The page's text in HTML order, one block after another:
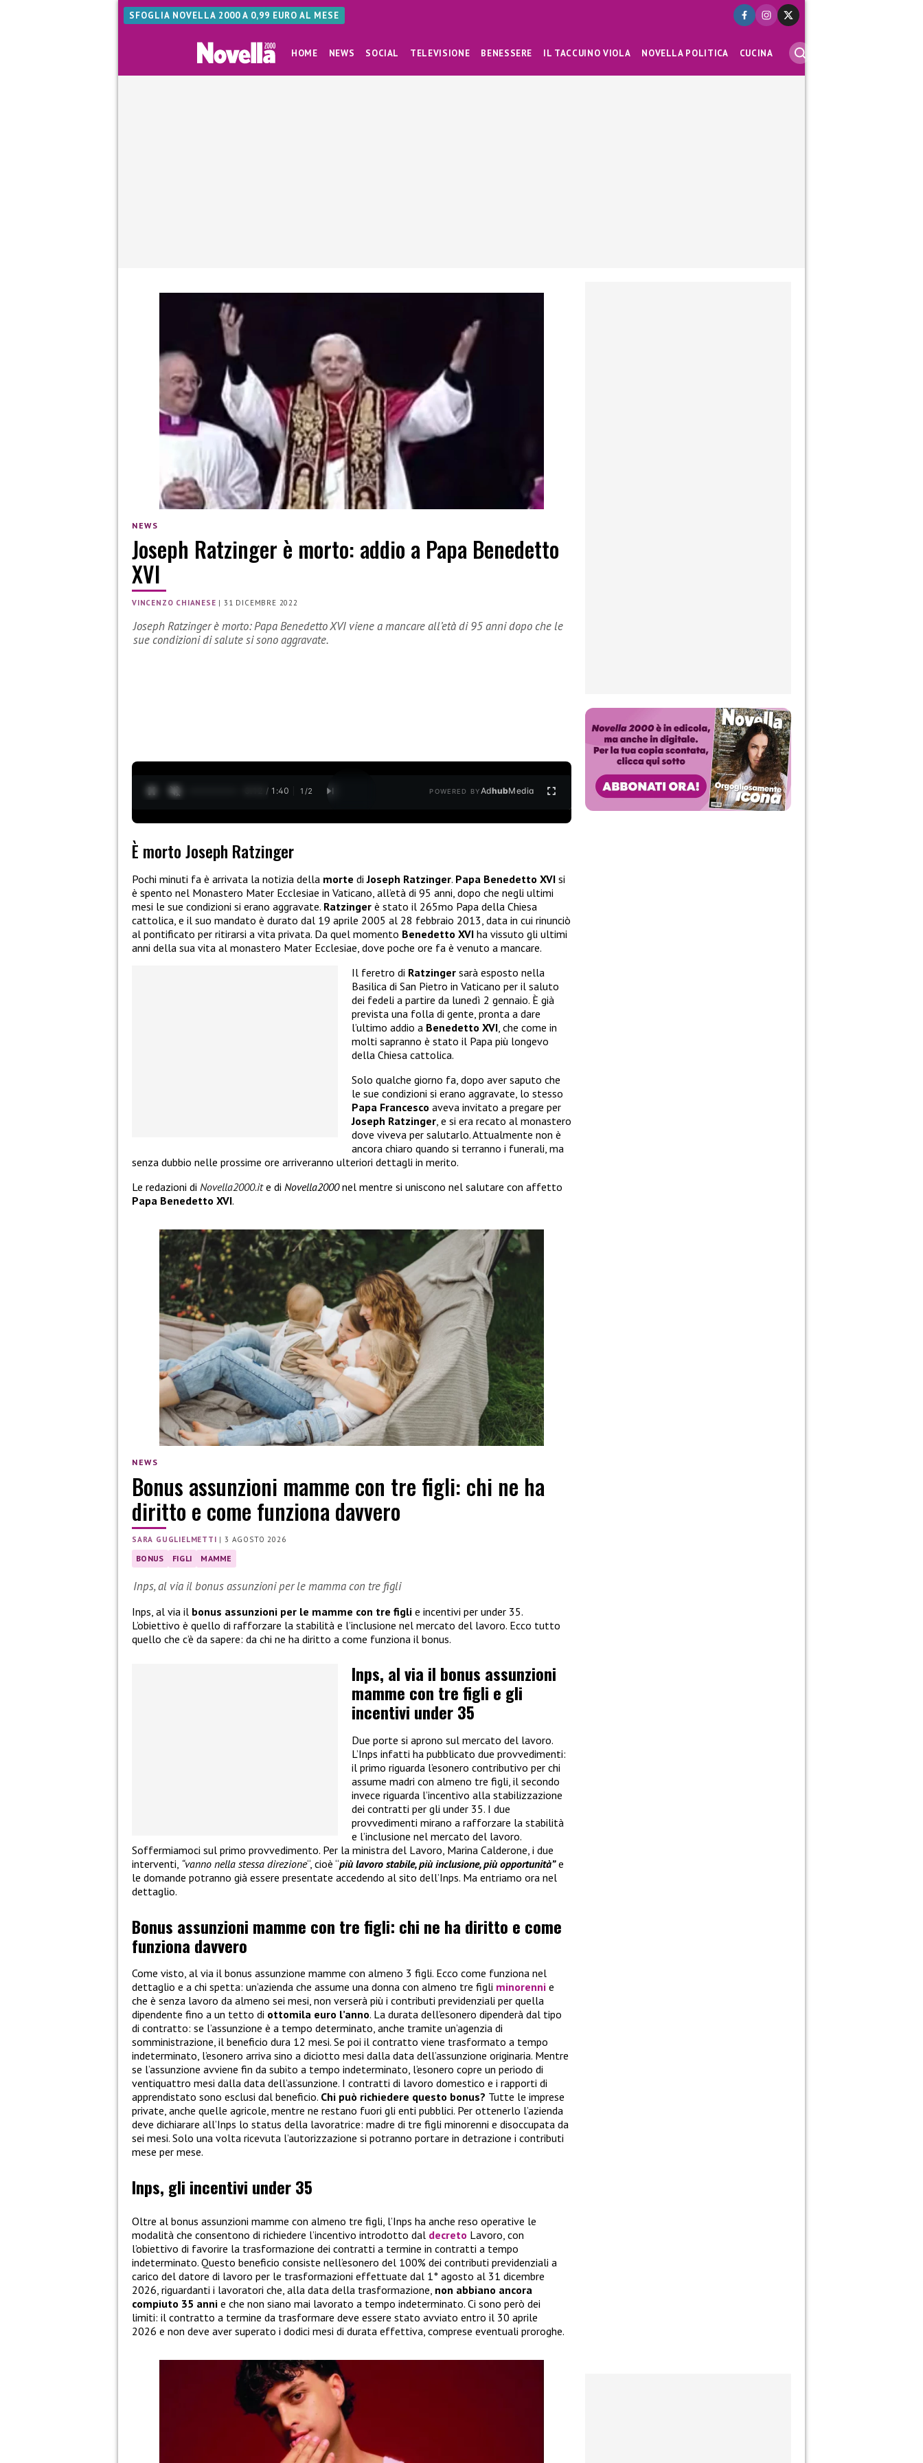
SFOGLIA NOVELLA 2000 A 0,99 EURO AL MESE
HOME NEWS SOCIAL TELEVISIONE BENESSERE IL TACCUINO VIOLA NOVELLA POLITICA CUCINA
NEWS
Joseph Ratzinger è morto: addio a Papa Benedetto
XVI
VINCENZO CHIANESE |31 DICEMBRE 2022
Joseph Ratzinger è morto: Papa Benedetto XVI viene a mancare all’età di 95 anni dopo che le
sue condizioni di salute si sono aggravate.
0:13 / 1:40 1 /2 POWERED BYAdhubMedia
È morto Joseph Ratzinger
Pochi minuti fa è arrivata la notizia della morte diJoseph Ratzinger. Papa Benedetto XVI si
è spento nel Monastero Mater Ecclesiae in Vaticano, all’età di 95 anni, dopo che negli ultimi
mesi le sue condizioni si erano aggravate. Ratzinger è stato il 265mo Papa della Chiesa
cattolica, e il suo mandato è durato dal 19 aprile 2005 al 28 febbraio 2013, data in cui rinunciò
al pontificato per ritirarsi a vita privata. Da quel momento Benedetto XVI ha vissuto gli ultimi
anni della sua vita al monastero Mater Ecclesiae, dove poche ore fa è venuto a mancare.
Il feretro di Ratzinger sarà esposto nella
Basilica di San Pietro in Vaticano per il saluto
dei fedeli a partire da lunedì 2 gennaio. È già
prevista una folla di gente, pronta a dare
l’ultimo addio a Benedetto XVI, che come in
molti sapranno è stato il Papa più longevo
della Chiesa cattolica.
Solo qualche giorno fa, dopo aver saputo che
le sue condizioni si erano aggravate, lo stesso
Papa Francesco aveva invitato a pregare per
Joseph Ratzinger, e si era recato al monastero
dove viveva per salutarlo. Attualmente non è
ancora chiaro quando si terranno i funerali, ma
senza dubbio nelle prossime ore arriveranno ulteriori dettagli in merito.
Le redazioni di Novella2000.ite di Novella2000nel mentre si uniscono nel salutare con affetto
Papa Benedetto XVI.
NEWS
Bonus assunzioni mamme con tre figli: chi ne ha
diritto e come funziona davvero
SARA GUGLIELMETTI |3 AGOSTO 2026
BONUS FIGLI MAMME
Inps, al via il bonus assunzioni per le mamma con tre figli
Inps, al via il bonus assunzioni per le mamme con tre figli e incentivi per under 35.
L’obiettivo è quello di rafforzare la stabilità e l’inclusione nel mercato del lavoro. Ecco tutto
quello che c’è da sapere: da chi ne ha diritto a come funziona il bonus.
Inps, al via il bonus assunzioni
mamme con tre figli e gli
incentivi under 35
Due porte si aprono sul mercato del lavoro.
L’Inps infatti ha pubblicato due provvedimenti:
il primo riguarda l’esonero contributivo per chi
assume madri con almeno tre figli, il secondo
invece riguarda l’incentivo alla stabilizzazione
dei contratti per gli under 35. I due
provvedimenti mirano a rafforzare la stabilità
e l’inclusione nel mercato del lavoro.
Soffermiamoci sul primo provvedimento. Per la ministra del Lavoro, Marina Calderone, i due
interventi, “vanno nella stessa direzione“, cioè “più lavoro stabile, più inclusione, più opportunità”e
le domande potranno già essere presentate accedendo al sito dell’Inps. Ma entriamo ora nel
dettaglio.
Bonus assunzioni mamme con tre figli: chi ne ha diritto e come
funziona davvero
Come visto, al via il bonus assunzione mamme con almeno 3 figli. Ecco come funziona nel
dettaglio e a chi spetta: un’azienda che assume una donna con almeno tre figli minorenni e
che è senza lavoro da almeno sei mesi, non verserà più i contributi previdenziali per quella
dipendente fino a un tetto di ottomila euro l’anno. La durata dell’esonero dipenderà dal tipo
di contratto: se l’assunzione è a tempo determinato, anche tramite un’agenzia di
somministrazione, il beneficio dura 12 mesi. Se poi il contratto viene trasformato a tempo
indeterminato, l’esonero arriva sino a diciotto mesi dalla data dell’assunzione originaria. Mentre
se l’assunzione avviene fin da subito a tempo indeterminato, l’esonero copre un periodo di
ventiquattro mesi dalla data dell’assunzione. I contratti di lavoro domestico e i rapporti di
apprendistato sono esclusi dal beneficio. Chi può richiedere questo bonus? Tutte le imprese
private, anche quelle agricole, mentre ne restano fuori gli enti pubblici. Per ottenerlo l’azienda
deve dichiarare all’Inps lo status della lavoratrice: madre di tre figli minorenni e disoccupata da
sei mesi. Solo una volta ricevuta l’autorizzazione si potranno portare in detrazione i contributi
mese per mese.
Inps, gli incentivi under 35
Oltre al bonus assunzioni mamme con almeno tre figli, l’Inps ha anche reso operative le
modalità che consentono di richiedere l’incentivo introdotto dal decreto Lavoro, con
l’obiettivo di favorire la trasformazione dei contratti a termine in contratti a tempo
indeterminato. Questo beneficio consiste nell’esonero del 100% dei contributi previdenziali a
carico del datore di lavoro per le trasformazioni effettuate dal 1° agosto al 31 dicembre
2026, riguardanti i lavoratori che, alla data della trasformazione, non abbiano ancora
compiuto 35 anni e che non siano mai lavorato a tempo indeterminato. Ci sono però dei
limiti: il contratto a termine da trasformare deve essere stato avviato entro il 30 aprile
2026 e non deve aver superato i dodici mesi di durata effettiva, comprese eventuali proroghe.